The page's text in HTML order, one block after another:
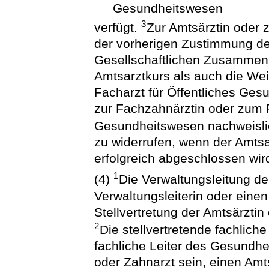
Gesundheitswesen
verfügt.3Zur Amtsärztin oder
der vorherigen Zustimmung
Gesellschaftlichen
Amtsarztkurs als auch die
Facharzt für Öffentliches
zur Fachzahnärztin oder zum
Gesundheitswesen
zu widerrufen, wenn der
erfolgreich abgeschlossen
(4) 1Die Verwaltungsleitung
Verwaltungsleiterin oder
Stellvertretung der
2Die stellvertretende
fachliche Leiter des
oder Zahnarzt sein, einen